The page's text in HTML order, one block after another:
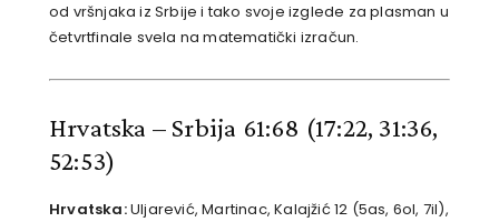
od vršnjaka iz Srbije i tako svoje izglede za plasman u
četvrtfinale svela na matematički izračun.
Hrvatska – Srbija 61:68 (17:22, 31:36,
52:53)
Hrvatska:Uljarević, Martinac, Kalajžić 12 (5as, 6ol, 7il),